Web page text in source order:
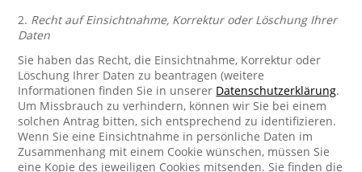
2. Recht auf Einsichtnahme, Korrektur oder Löschung Ihrer
Daten
Sie haben das Recht, die Einsichtnahme, Korrektur oder
Löschung Ihrer Daten zu beantragen (weitere
Informationen finden Sie in unserer Datenschutzerklärung.
Um Missbrauch zu verhindern, können wir Sie bei einem
solchen Antrag bitten, sich entsprechend zu identifizieren.
Wenn Sie eine Einsichtnahme in persönliche Daten im
Zusammenhang mit einem Cookie wünschen, müssen Sie
eine Kopie des jeweiligen Cookies mitsenden. Sie finden die